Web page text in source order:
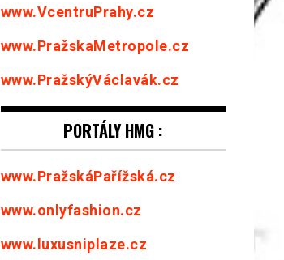
www.VcentruPrahy.cz
www.PražskaMetropole.cz
www.PražskýVáclavák.cz
PORTÁLY HMG :
www.PražskáPařížská.cz
www.onlyfashion.cz
www.luxusniplaze.cz